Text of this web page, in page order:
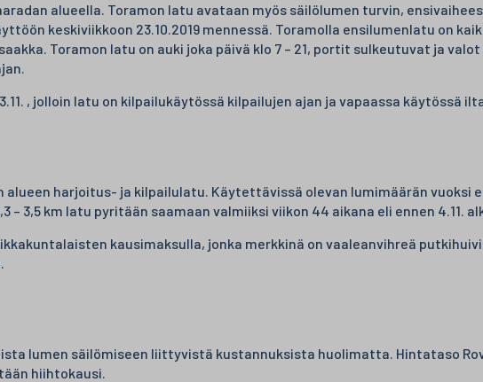
alueella. Toramon latu avataan myös säilölumen turvin,
keskiviikkoon 23.10.2019 mennessä. Toramolla ensilumenlatu on
Toramon latu on auki joka päivä klo 7 – 21, portit sulkeutuvat ja
, jolloin latu on kilpailukäytössä kilpailujen ajan ja vapaassa käytössä
harjoitus- ja kilpailulatu. Käytettävissä olevan lumimäärän vuoksi
3,5 km latu pyritään saamaan valmiiksi viikon 44 aikana eli ennen 4.11.
kausimaksulla, jonka merkkinä on vaaleanvihreä
lumen säilömiseen liittyvistä kustannuksista huolimatta. Hintataso
hiihtokausi.